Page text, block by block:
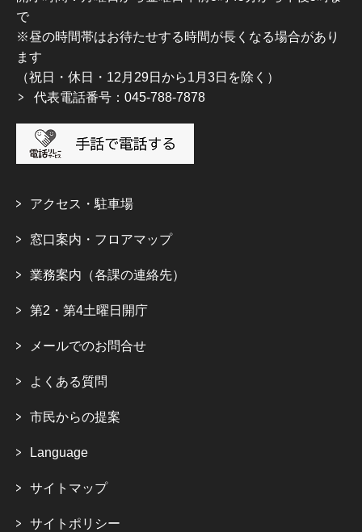
で
※昼の時間帯はお待たせする時間が長くなる場合があり
ます
（祝日・休日・12月29日から1月3日を除く）
代表電話番号：045-788-7878
アクセス・駐車場
窓口案内・フロアマップ
業務案内（各課の連絡先）
第2・第4土曜日開庁
メールでのお問合せ
よくある質問
市民からの提案
Language
サイトマップ
サイトポリシー